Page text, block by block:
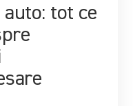
tot ce